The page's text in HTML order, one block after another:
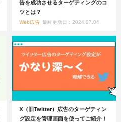
告を成功させるターゲティングのコ
ツとは？
Web広告 最終更新日：2024.07.04
X（旧Twitter）広告のターゲティン
グ設定を管理画面を使ってご紹介！